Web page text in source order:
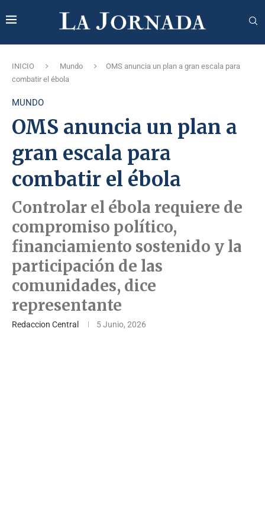
INICIO Mundo
OMS anuncia un plan a gran escala para
combatir el ébola
MUNDO
OMS anuncia un plan a
gran escala para
combatir el ébola
Controlar el ébola requiere de
compromiso político,
financiamiento sostenido y la
participación de las
comunidades, dice
representante
Redaccion Central 5 Junio, 2026